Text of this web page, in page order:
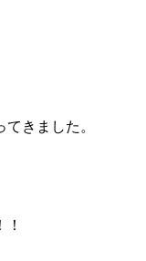
きました。